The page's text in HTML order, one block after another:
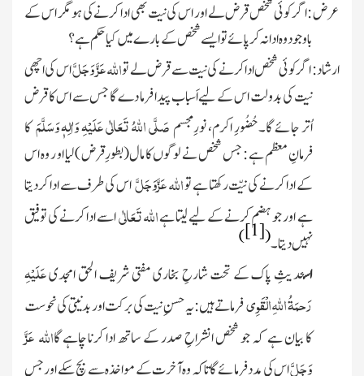
عرض :اگر کوئی شخص قرض لے اور اس کی نیت بھی ادا کرنے کی ہو مگر اس کے
باوجود وہ ادا نہ کر پائے توایسے شخص کے بارے میں کیا حکم ہے ؟
ارشاد :اگر کوئی شخص ادا کرنے کی نیت سے قرض لے تواللہعَزَّ وَجَلَّاس کی اچھی
نیت کی بدولت اس کے لیے اَسباب پیدا فرما دے گا جس سے اس کا قرض
اُتر جائے گا۔حُضُورِ اکرم، نورِمجسمصَلَّی اللہُ تَعَالٰی عَلَیْہِ وَاٰلِہٖ وَسَلَّمَکا
فرمانِ معظم ہے : جس شخص نے لوگوں کا مال( بطورِقرض )لیا او ر وہ اس
کے ادا کرنے کی نیّت رکھتا ہے تواللہعَزَّوَجَلَّاس کی طرف سے ادا کردیتا
ہے اور جو ہضم کرنے کے لیے لیتا ہےاللہ تَعَالٰیاسے ادا کرنے کی توفیق
نہیں دیتا۔(
[1]
)
اسحدیثِ پاک کے تحتشارحِ بخاری مفتی شریف الحق امجدیعَلَیْہِ
رَحمَۃُ اللّٰہ ِالْقَوِیفرماتے ہیں : یہ حسنِ نیت کی برکت اور بدنیتی کی نحوست
کا بیان ہے کہ جو شخص انشراحِ صدر کے ساتھ ادا کرنا چاہے گااللہعَزَّ
وَجَلَّاس کی مدد فرمائے گا تاکہ وہ آخرت کے مواخذہ سے بچ سکے اور جس